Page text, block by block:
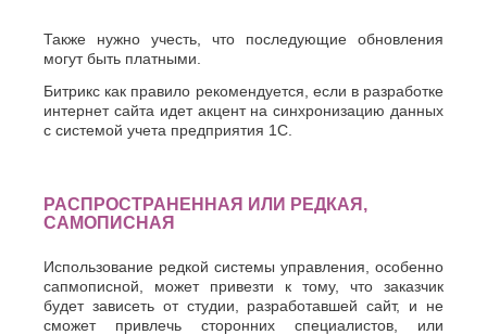
Также нужно учесть, что последующие обновления
могут быть платными.
Битрикс как правило рекомендуется, если в разработке
интернет сайта идет акцент на синхронизацию данных
с системой учета предприятия 1С.
РАСПРОСТРАНЕННАЯ ИЛИ РЕДКАЯ,
САМОПИСНАЯ
Использование редкой системы управления, особенно
сапмописной, может привезти к тому, что заказчик
будет зависеть от студии, разработавшей сайт, и не
сможет привлечь сторонних специалистов, или